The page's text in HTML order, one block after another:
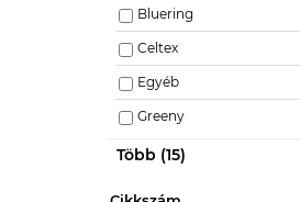
Bluering
Celtex
Egyéb
Greeny
Katrin
Több (15)